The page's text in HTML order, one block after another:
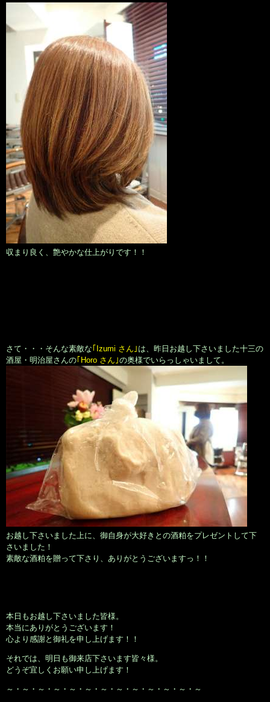
収まり良く、艶やかな仕上がりです！！
さて・・・そんな素敵な｢Izumi さん｣ は、昨日お越し下さいました十三の
酒屋・明治屋さんの｢Horo さん｣の奥様でいらっしゃいまして。
お越し下さいました上に、御自身が大好きとの酒粕をプレゼントして下
さいました！
素敵な酒粕を贈って下さり、ありがとうございますっ！！
本日もお越し下さいました皆様。
本当にありがとうございます！
心より感謝と御礼を申し上げます！！
それでは、明日も御来店下さいます皆々様。
どうぞ宜しくお願い申し上げます！
～・～・～・～・～・～・～・～・～・～・～・～・～